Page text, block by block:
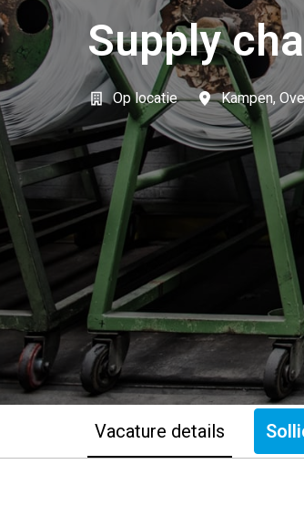
Supply
Op locatie Kampen,
Vacature details